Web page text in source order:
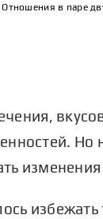
Отношения в паре
Но
избежать